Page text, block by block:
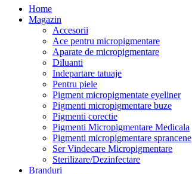
Home
Magazin
Accesorii
Ace pentru micropigmentare
Aparate de micropigmentare
Diluanti
Indepartare tatuaje
Pentru piele
Pigment micropigmentate eyeliner
Pigmenti micropigmentare buze
Pigmenti corectie
Pigmenti Micropigmentare Medicala
Pigmenti micropigmentare sprancene
Ser Vindecare Micropigmentare
Sterilizare/Dezinfectare
Branduri